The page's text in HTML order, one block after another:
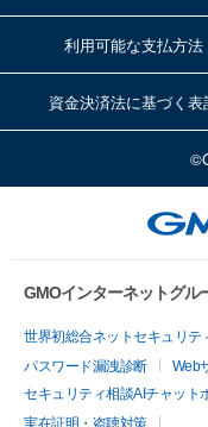
利用可能な支払方法
資金決済法に基づく表
GMOインターネットグル
世界初総合ネットセキュリテ
パスワード漏洩診断
Web
セキュリティ相談AIチャット
実在証明・盗聴対策